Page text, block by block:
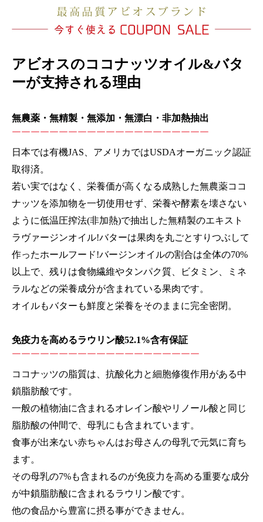
アビオスのココナッツオイル&バタ
ーが支持される理由
無農薬・無精製・無添加・無漂白・非加熱抽出
￣￣￣￣￣￣￣￣￣￣￣￣￣￣￣￣￣￣￣￣￣
日本では有機JAS、アメリカではUSDAオーガニック認証
取得済。
若い実ではなく、栄養価が高くなる成熟した無農薬ココ
ナッツを添加物を一切使用せず、栄養や酵素を壊さない
ように低温圧搾法(非加熱)で抽出した無精製のエキスト
ラヴァージンオイル!バターは果肉を丸ごとすりつぶして
作ったホールフード!バージンオイルの割合は全体の70%
以上で、残りは食物繊維やタンパク質、ビタミン、ミネ
ラルなどの栄養成分が含まれている果肉です。
オイルもバターも鮮度と栄養をそのままに完全密閉。
免疫力を高めるラウリン酸52.1%含有保証
￣￣￣￣￣￣￣￣￣￣￣￣￣￣￣￣￣￣￣￣
ココナッツの脂質は、抗酸化力と細胞修復作用がある中
鎖脂肪酸です。
一般の植物油に含まれるオレイン酸やリノール酸と同じ
脂肪酸の仲間で、母乳にも含まれています。
食事が出来ない赤ちゃんはお母さんの母乳で元気に育ち
ます。
その母乳の7%も含まれるのが免疫力を高める重要な成分
が中鎖脂肪酸に含まれるラウリン酸です。
他の食品から豊富に摂る事ができません。